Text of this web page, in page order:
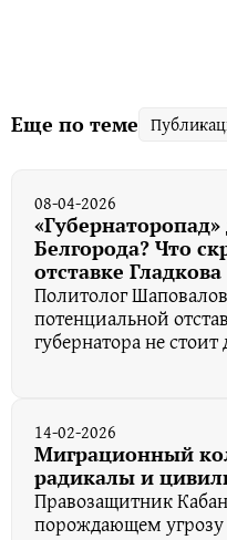
Еще по теме
08-04-2026
Белгорода? Что
отставке Гладкова
Политолог
потенциальной
губернатора не
14-02-2026
Миграционный
радикалы и
Правозащитник
порождающем угрозу